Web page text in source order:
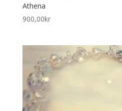
Athena
900,00kr